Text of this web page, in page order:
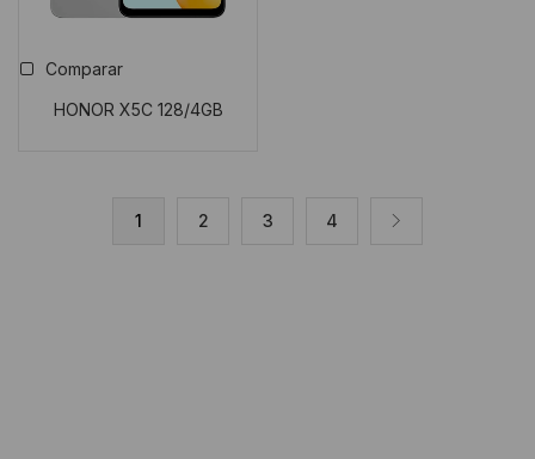
Comparar
HONOR X5C 128/4GB
1 2 3 4